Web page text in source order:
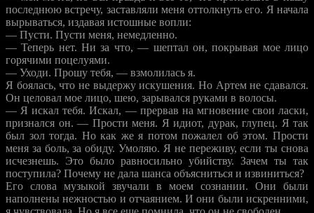
последнюю встречу, заставляли меня оттолкнуть его. Я начала
вырываться, издавая истошные вопли:
— Пусти. Пусти меня, немедленно.
— Теперь нет. Ни за что, — шептал он, покрывая мое лицо
горячими поцелуями.
— Уходи. Прошу тебя, — взмолилась я.
Я боялась, что не выдержу искушения. Но Артем не сдавался.
Он целовал мое лицо, шею, зарывался руками в волосы.
— Я искал тебя. Искал, — прервав на мгновение свои ласки,
признался он. — Прости меня. Я идиот, дурак, глупец. Я так
был зол тогда. Но как же я потом пожалел об этом. Прости
меня за боль, за обиду. Умоляю. Я не переживу, если ты снова
исчезнешь. Это было равносильно убийству. Зачем ты так
поступила? Почему не дала шанса объясниться и извиниться?
Его слова музыкой звучали в моем сознании. Они были
наполнены нежностью и отчаянием. И они были искренними,